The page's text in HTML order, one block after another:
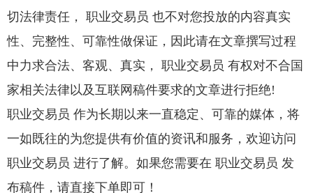
切法律责任， 职业交易员 也不对您投放的内容真实
性、完整性、可靠性做保证，因此请在文章撰写过程
中力求合法、客观、真实， 职业交易员 有权对不合国
家相关法律以及互联网稿件要求的文章进行拒绝!
职业交易员 作为长期以来一直稳定、可靠的媒体，将
一如既往的为您提供有价值的资讯和服务，欢迎访问
职业交易员 进行了解。如果您需要在 职业交易员 发
布稿件，请直接下单即可！